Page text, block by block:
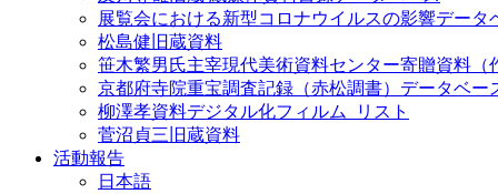
展覧会における新型コロナウイルスの影響データ
松島健旧蔵資料
笹木繁男氏主宰現代美術資料センター寄贈資料（
京都府寺院重宝調査記録（赤松調書）データベー
柳澤孝資料デジタル化フィルム_リスト
菅沼貞三旧蔵資料
活動報告
日本語